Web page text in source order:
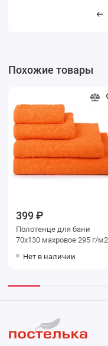
Похожие товары
399 ₽
Полотенце для бани
70х130 махровое 295 г/м2
мануфактура
Нет в наличии